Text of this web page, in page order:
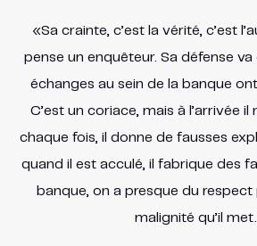
«Sa crainte, c’est la vérité, c’est
pense un enquêteur. Sa défense va
échanges au sein de la banque
C’est un coriace, mais à l’arrivée il
chaque fois, il donne de fausses
quand il est acculé, il fabrique des
banque, on a presque du
malignité qu’il